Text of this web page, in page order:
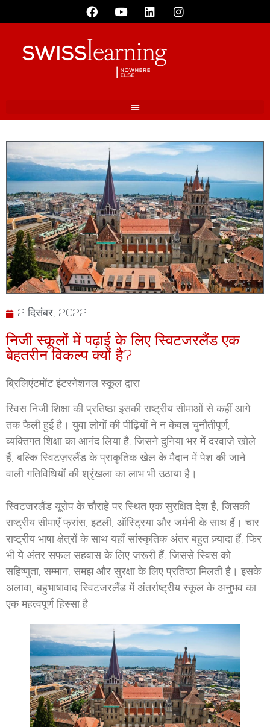
2 दिसंबर, 2022
निजी स्कूलों में पढ़ाई के लिए स्विटजरलैंड एक
बेहतरीन विकल्प क्यों है?
ब्रिलिएंटमोंट इंटरनेशनल स्कूल द्वारा
स्विस निजी शिक्षा की प्रतिष्ठा इसकी राष्ट्रीय सीमाओं से कहीं आगे
तक फैली हुई है। युवा लोगों की पीढ़ियों ने न केवल चुनौतीपूर्ण,
व्यक्तिगत शिक्षा का आनंद लिया है, जिसने दुनिया भर में दरवाज़े खोले
हैं, बल्कि स्विटज़रलैंड के प्राकृतिक खेल के मैदान में पेश की जाने
वाली गतिविधियों की श्रृंखला का लाभ भी उठाया है।
स्विटजरलैंड यूरोप के चौराहे पर स्थित एक सुरक्षित देश है, जिसकी
राष्ट्रीय सीमाएँ फ्रांस, इटली, ऑस्ट्रिया और जर्मनी के साथ हैं। चार
राष्ट्रीय भाषा क्षेत्रों के साथ यहाँ सांस्कृतिक अंतर बहुत ज़्यादा हैं, फिर
भी ये अंतर सफल सहवास के लिए ज़रूरी हैं, जिससे स्विस को
सहिष्णुता, सम्मान, समझ और सुरक्षा के लिए प्रतिष्ठा मिलती है। इसके
अलावा, बहुभाषावाद स्विटजरलैंड में अंतर्राष्ट्रीय स्कूल के अनुभव का
एक महत्वपूर्ण हिस्सा है